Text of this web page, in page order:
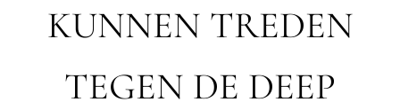
KUNNEN TREDEN
TEGEN DE DEEP